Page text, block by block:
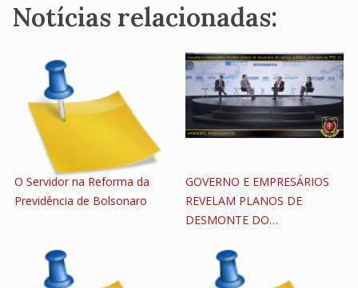
Notícias relacionadas:
O Servidor na Reforma da
Previdência de Bolsonaro
GOVERNO E EMPRESÁRIOS
REVELAM PLANOS DE
DESMONTE DO…